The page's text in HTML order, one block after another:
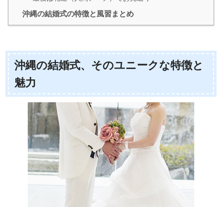
沖縄の結婚式の特徴と風習まとめ
沖縄の結婚式、そのユニークな特徴と
魅力